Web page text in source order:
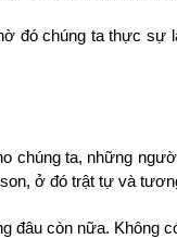
đó chúng ta thực sự
chúng ta, những
ở đó trật tự và
đâu còn nữa. Không